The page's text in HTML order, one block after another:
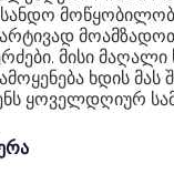
მისი მაღალი
ხდის მას
ყოველდღიურ